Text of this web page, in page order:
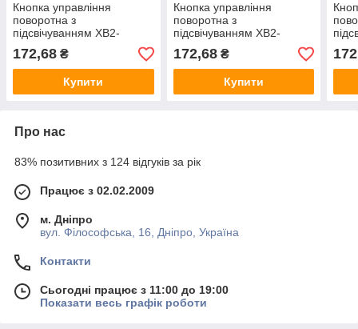
Кнопка управління
поворотна з
підсвічуванням XB2-
BK2365
172,68 ₴
Купити
Кнопка управління
поворотна з
підсвічуванням XB2-
BK2465
172,68₴
Купити
Про нас
83% позитивних з 124 відгуків за рік
Працює з 02.02.2009
м. Дніпро
вул. Філософська, 16, Дніпро, Україна
Контакти
Сьогодні працює з 11:00 до 19:00
Показати весь графік роботи